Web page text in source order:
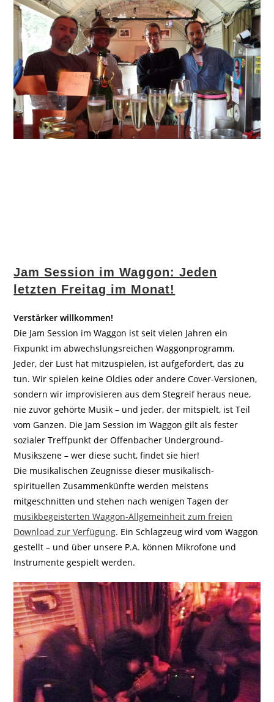
Jam Session im Waggon: Jeden
letzten Freitag im Monat!
Verstärker willkommen!
Die Jam Session im Waggon ist seit vielen Jahren ein
Fixpunkt im abwechslungsreichen Waggonprogramm.
Jeder, der Lust hat mitzuspielen, ist aufgefordert, das zu
tun. Wir spielen keine Oldies oder andere Cover-Versionen,
sondern wir improvisieren aus dem Stegreif heraus neue,
nie zuvor gehörte Musik – und jeder, der mitspielt, ist Teil
vom Ganzen. Die Jam Session im Waggon gilt als fester
sozialer Treffpunkt der Offenbacher Underground-
Musikszene – wer diese sucht, findet sie hier!
Die musikalischen Zeugnisse dieser musikalisch-
spirituellen Zusammenkünfte werden meistens
mitgeschnitten und stehen nach wenigen Tagen der
musikbegeisterten Waggon-Allgemeinheit zum freien
Download zur Verfügung. Ein Schlagzeug wird vom Waggon
gestellt – und über unsere P.A. können Mikrofone und
Instrumente gespielt werden.